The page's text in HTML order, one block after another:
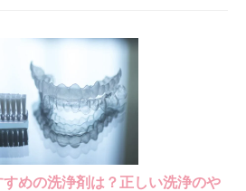
めの洗浄剤は？正しい洗浄のや